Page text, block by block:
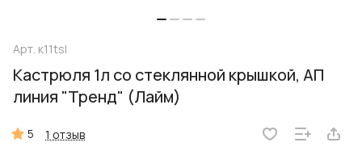
Арт. к11tsl
Кастрюля 1л со стеклянной крышкой, АП
линия "Тренд" (Лайм)
5 1 отзыв